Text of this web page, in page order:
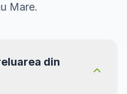
Mare.
din